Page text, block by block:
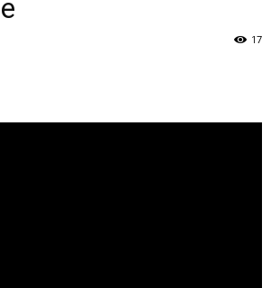
17